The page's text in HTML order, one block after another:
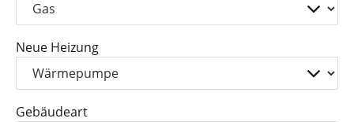
Neue Heizung
Gebäudeart